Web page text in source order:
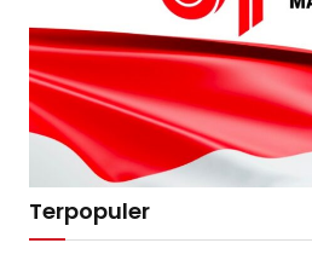
Terpopuler